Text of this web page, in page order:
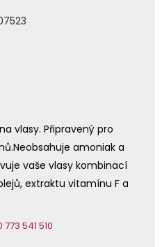
vlasy. Připravený pro
amoniak a
vaše vlasy kombinací
extraktu vitamínu F a
541 510